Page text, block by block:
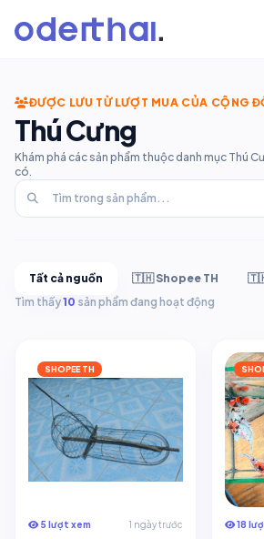
ĐƯỢC LƯU TỪ LƯỢT MUA CỦA CỘNG
Thú Cưng
Khám phá các sản phẩm thuộc danh mục Thú
có.
Tất cả nguồn 🇹🇭 Shopee TH
Tìm thấy10 sản phẩm đang hoạt động
SHOPEE TH
5 lượt xem 1 ngày trước 18